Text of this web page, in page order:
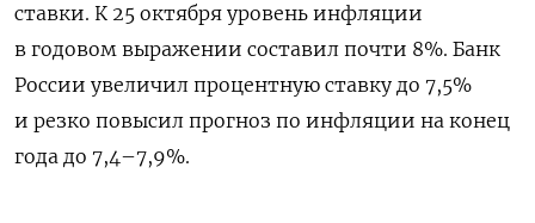
ставки. К 25 октября уровень инфляции
в годовом выражении составил почти 8%. Банк
России увеличил процентную ставку до 7,5%
и резко повысил прогноз по инфляции на конец
года до 7,4–7,9%.